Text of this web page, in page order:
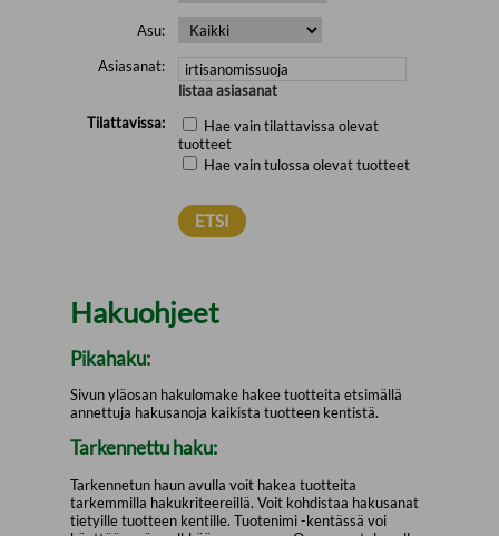
Asu:
Asiasanat:
listaa asiasanat
Tilattavissa:
Hae vain tilattavissa olevat
tuotteet
Hae vain tulossa olevat tuotteet
Hakuohjeet
Pikahaku:
Sivun yläosan hakulomake hakee tuotteita etsimällä
annettuja hakusanoja kaikista tuotteen kentistä.
Tarkennettu haku:
Tarkennetun haun avulla voit hakea tuotteita
tarkemmilla hakukriteereillä. Voit kohdistaa hakusanat
tietyille tuotteen kentille. Tuotenimi -kentässä voi